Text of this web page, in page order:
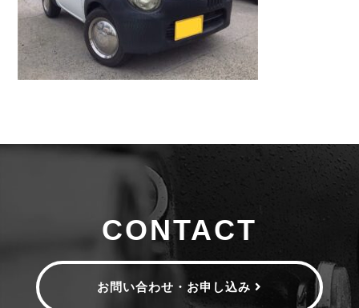
CONTACT
お問い合わせ・お申し込み